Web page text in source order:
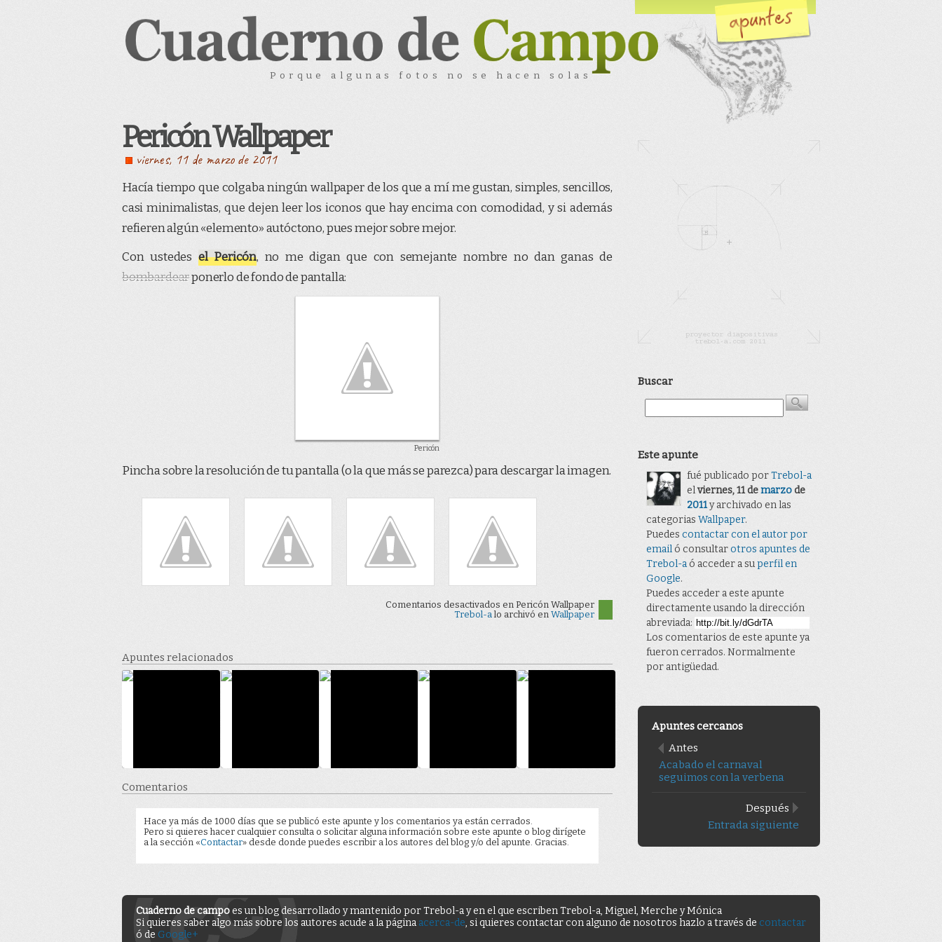
Porque algunas fotos no se hacen solas
Pericón Wallpaper
viernes, 11 de marzo de 2011
Hacía tiempo que colgaba ningún wallpaper de los que a mí me gustan, simples, sencillos,
casi minimalistas, que dejen leer los iconos que hay encima con comodidad, y si además
refieren algún «elemento» autóctono, pues mejor sobre mejor.
Con ustedes el Pericón, no me digan que con semejante nombre no dan ganas de
bombardearponerlo de fondo de pantalla:
Pericón
Pincha sobre la resolución de tu pantalla (o la que más se parezca) para descargar la imagen.
Comentarios desactivados en Pericón Wallpaper
Trebol-a lo archivó en Wallpaper
Apuntes relacionados
Comentarios
Hace ya más de 1000 días que se publicó este apunte y los comentarios ya están cerrados.
Pero si quieres hacer cualquier consulta o solicitar alguna información sobre este apunte o blog dirígete
a la sección «Contactar» desde donde puedes escribir a los autores del blog y/o del apunte. Gracias.
Buscar
Este apunte
fué publicado porTrebol-a
elviernes, 11 demarzode
2011y archivado en las
categorias Wallpaper.
Puedes contactar con el autor por
email ó consultarotros apuntes de
Trebol-aó acceder a superfil en
Google.
Puedes acceder a este apunte
directamente usando la dirección
abreviada:
Los comentarios de este apunte ya
fueron cerrados. Normalmente
por antigüedad.
Apuntes cercanos
Antes
Acabado el carnaval
seguimos con la verbena
Después
Entrada siguiente
Cuaderno de campoes un blog desarrollado y mantenido por Trebol-a y en el que escriben Trebol-a, Miguel, Merche y Mónica
Si quieres saber algo más sobre los autores acude a la página acerca-de, si quieres contactar con alguno de nosotros hazlo a través de contactar
ó de Google+